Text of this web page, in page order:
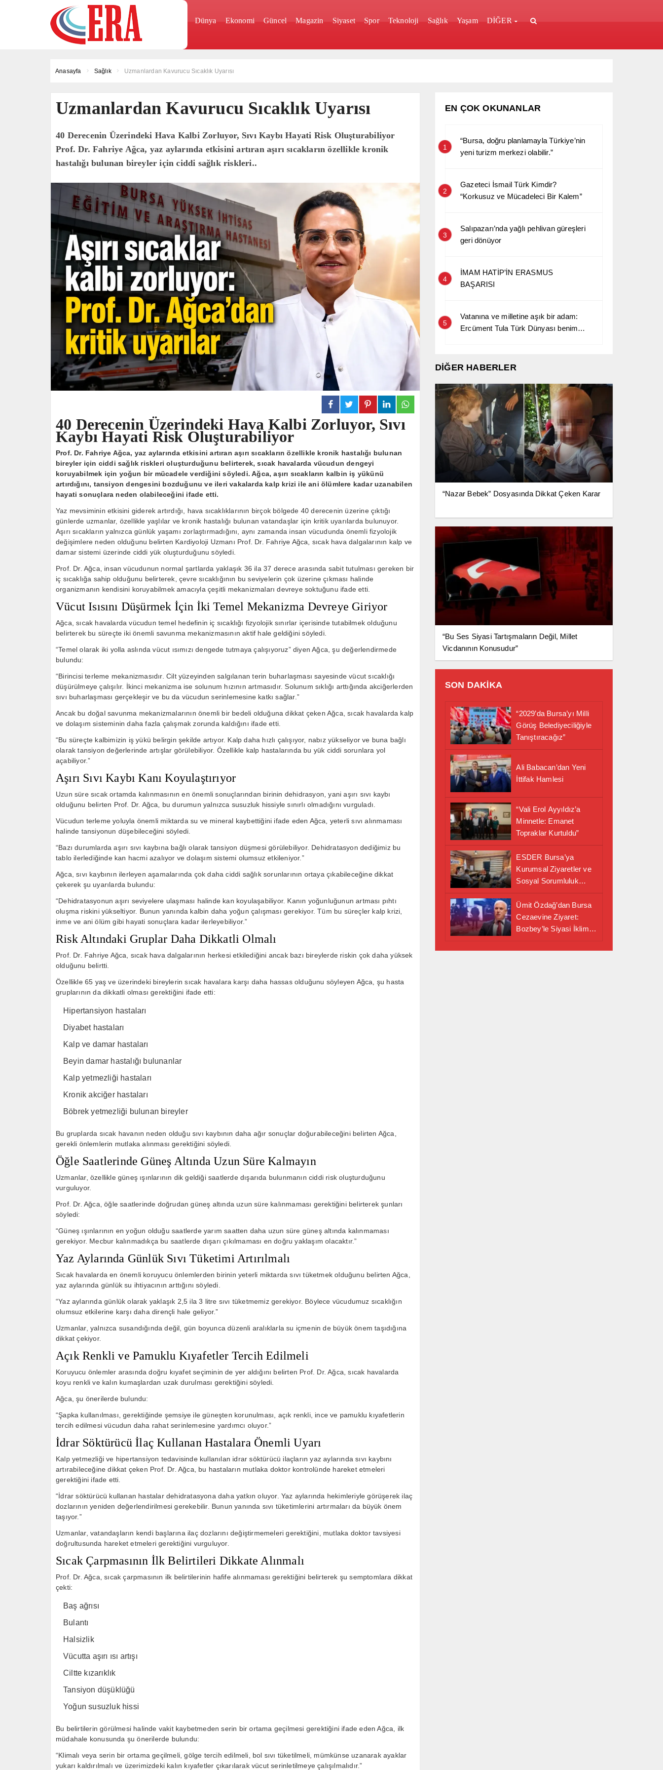
Dünya Ekonomi Güncel Magazin Siyaset Spor Teknoloji Sağlık Yaşam DİĞER
Anasayfa Sağlık Uzmanlardan Kavurucu Sıcaklık Uyarısı
Uzmanlardan Kavurucu Sıcaklık Uyarısı
40 Derecenin Üzerindeki Hava Kalbi Zorluyor, Sıvı Kaybı Hayati Risk Oluşturabiliyor
Prof. Dr. Fahriye Ağca, yaz aylarında etkisini artıran aşırı sıcakların özellikle kronik
hastalığı bulunan bireyler için ciddi sağlık riskleri..
40 Derecenin Üzerindeki Hava Kalbi Zorluyor, Sıvı
Kaybı Hayati Risk Oluşturabiliyor
Prof. Dr. Fahriye Ağca, yaz aylarında etkisini artıran aşırı sıcakların özellikle kronik hastalığı bulunan
bireyler için ciddi sağlık riskleri oluşturduğunu belirterek, sıcak havalarda vücudun dengeyi
koruyabilmek için yoğun bir mücadele verdiğini söyledi. Ağca, aşırı sıcakların kalbin iş yükünü
artırdığını, tansiyon dengesini bozduğunu ve ileri vakalarda kalp krizi ile ani ölümlere kadar uzanabilen
hayati sonuçlara neden olabileceğini ifade etti.
Yaz mevsiminin etkisini giderek artırdığı, hava sıcaklıklarının birçok bölgede 40 derecenin üzerine çıktığı
günlerde uzmanlar, özellikle yaşlılar ve kronik hastalığı bulunan vatandaşlar için kritik uyarılarda bulunuyor.
Aşırı sıcakların yalnızca günlük yaşamı zorlaştırmadığını, aynı zamanda insan vücudunda önemli fizyolojik
değişimlere neden olduğunu belirten Kardiyoloji Uzmanı Prof. Dr. Fahriye Ağca, sıcak hava dalgalarının kalp ve
damar sistemi üzerinde ciddi yük oluşturduğunu söyledi.
Prof. Dr. Ağca, insan vücudunun normal şartlarda yaklaşık 36 ila 37 derece arasında sabit tutulması gereken bir
iç sıcaklığa sahip olduğunu belirterek, çevre sıcaklığının bu seviyelerin çok üzerine çıkması halinde
organizmanın kendisini koruyabilmek amacıyla çeşitli mekanizmaları devreye soktuğunu ifade etti.
Vücut Isısını Düşürmek İçin İki Temel Mekanizma Devreye Giriyor
Ağca, sıcak havalarda vücudun temel hedefinin iç sıcaklığı fizyolojik sınırlar içerisinde tutabilmek olduğunu
belirterek bu süreçte iki önemli savunma mekanizmasının aktif hale geldiğini söyledi.
“Temel olarak iki yolla aslında vücut ısımızı dengede tutmaya çalışıyoruz” diyen Ağca, şu değerlendirmede
bulundu:
“Birincisi terleme mekanizmasıdır. Cilt yüzeyinden salgılanan terin buharlaşması sayesinde vücut sıcaklığı
düşürülmeye çalışılır. İkinci mekanizma ise solunum hızının artmasıdır. Solunum sıklığı arttığında akciğerlerden
sıvı buharlaşması gerçekleşir ve bu da vücudun serinlemesine katkı sağlar.”
Ancak bu doğal savunma mekanizmalarının önemli bir bedeli olduğuna dikkat çeken Ağca, sıcak havalarda kalp
ve dolaşım sisteminin daha fazla çalışmak zorunda kaldığını ifade etti.
“Bu süreçte kalbimizin iş yükü belirgin şekilde artıyor. Kalp daha hızlı çalışıyor, nabız yükseliyor ve buna bağlı
olarak tansiyon değerlerinde artışlar görülebiliyor. Özellikle kalp hastalarında bu yük ciddi sorunlara yol
açabiliyor.”
Aşırı Sıvı Kaybı Kanı Koyulaştırıyor
Uzun süre sıcak ortamda kalınmasının en önemli sonuçlarından birinin dehidrasyon, yani aşırı sıvı kaybı
olduğunu belirten Prof. Dr. Ağca, bu durumun yalnızca susuzluk hissiyle sınırlı olmadığını vurguladı.
Vücudun terleme yoluyla önemli miktarda su ve mineral kaybettiğini ifade eden Ağca, yeterli sıvı alınmaması
halinde tansiyonun düşebileceğini söyledi.
“Bazı durumlarda aşırı sıvı kaybına bağlı olarak tansiyon düşmesi görülebiliyor. Dehidratasyon dediğimiz bu
tablo ilerlediğinde kan hacmi azalıyor ve dolaşım sistemi olumsuz etkileniyor.”
Ağca, sıvı kaybının ilerleyen aşamalarında çok daha ciddi sağlık sorunlarının ortaya çıkabileceğine dikkat
çekerek şu uyarılarda bulundu:
“Dehidratasyonun aşırı seviyelere ulaşması halinde kan koyulaşabiliyor. Kanın yoğunluğunun artması pıhtı
oluşma riskini yükseltiyor. Bunun yanında kalbin daha yoğun çalışması gerekiyor. Tüm bu süreçler kalp krizi,
inme ve ani ölüm gibi hayati sonuçlara kadar ilerleyebiliyor.”
Risk Altındaki Gruplar Daha Dikkatli Olmalı
Prof. Dr. Fahriye Ağca, sıcak hava dalgalarının herkesi etkilediğini ancak bazı bireylerde riskin çok daha yüksek
olduğunu belirtti.
Özellikle 65 yaş ve üzerindeki bireylerin sıcak havalara karşı daha hassas olduğunu söyleyen Ağca, şu hasta
gruplarının da dikkatli olması gerektiğini ifade etti:
Hipertansiyon hastaları
Diyabet hastaları
Kalp ve damar hastaları
Beyin damar hastalığı bulunanlar
Kalp yetmezliği hastaları
Kronik akciğer hastaları
Böbrek yetmezliği bulunan bireyler
Bu gruplarda sıcak havanın neden olduğu sıvı kaybının daha ağır sonuçlar doğurabileceğini belirten Ağca,
gerekli önlemlerin mutlaka alınması gerektiğini söyledi.
Öğle Saatlerinde Güneş Altında Uzun Süre Kalmayın
Uzmanlar, özellikle güneş ışınlarının dik geldiği saatlerde dışarıda bulunmanın ciddi risk oluşturduğunu
vurguluyor.
Prof. Dr. Ağca, öğle saatlerinde doğrudan güneş altında uzun süre kalınmaması gerektiğini belirterek şunları
söyledi:
“Güneş ışınlarının en yoğun olduğu saatlerde yarım saatten daha uzun süre güneş altında kalınmaması
gerekiyor. Mecbur kalınmadıkça bu saatlerde dışarı çıkılmaması en doğru yaklaşım olacaktır.”
Yaz Aylarında Günlük Sıvı Tüketimi Artırılmalı
Sıcak havalarda en önemli koruyucu önlemlerden birinin yeterli miktarda sıvı tüketmek olduğunu belirten Ağca,
yaz aylarında günlük su ihtiyacının arttığını söyledi.
“Yaz aylarında günlük olarak yaklaşık 2,5 ila 3 litre sıvı tüketmemiz gerekiyor. Böylece vücudumuz sıcaklığın
olumsuz etkilerine karşı daha dirençli hale geliyor.”
Uzmanlar, yalnızca susandığında değil, gün boyunca düzenli aralıklarla su içmenin de büyük önem taşıdığına
dikkat çekiyor.
Açık Renkli ve Pamuklu Kıyafetler Tercih Edilmeli
Koruyucu önlemler arasında doğru kıyafet seçiminin de yer aldığını belirten Prof. Dr. Ağca, sıcak havalarda
koyu renkli ve kalın kumaşlardan uzak durulması gerektiğini söyledi.
Ağca, şu önerilerde bulundu:
“Şapka kullanılması, gerektiğinde şemsiye ile güneşten korunulması, açık renkli, ince ve pamuklu kıyafetlerin
tercih edilmesi vücudun daha rahat serinlemesine yardımcı oluyor.”
İdrar Söktürücü İlaç Kullanan Hastalara Önemli Uyarı
Kalp yetmezliği ve hipertansiyon tedavisinde kullanılan idrar söktürücü ilaçların yaz aylarında sıvı kaybını
artırabileceğine dikkat çeken Prof. Dr. Ağca, bu hastaların mutlaka doktor kontrolünde hareket etmeleri
gerektiğini ifade etti.
“İdrar söktürücü kullanan hastalar dehidratasyona daha yatkın oluyor. Yaz aylarında hekimleriyle görüşerek ilaç
dozlarının yeniden değerlendirilmesi gerekebilir. Bunun yanında sıvı tüketimlerini artırmaları da büyük önem
taşıyor.”
Uzmanlar, vatandaşların kendi başlarına ilaç dozlarını değiştirmemeleri gerektiğini, mutlaka doktor tavsiyesi
doğrultusunda hareket etmeleri gerektiğini vurguluyor.
Sıcak Çarpmasının İlk Belirtileri Dikkate Alınmalı
Prof. Dr. Ağca, sıcak çarpmasının ilk belirtilerinin hafife alınmaması gerektiğini belirterek şu semptomlara dikkat
çekti:
Baş ağrısı
Bulantı
Halsizlik
Vücutta aşırı ısı artışı
Ciltte kızarıklık
Tansiyon düşüklüğü
Yoğun susuzluk hissi
Bu belirtilerin görülmesi halinde vakit kaybetmeden serin bir ortama geçilmesi gerektiğini ifade eden Ağca, ilk
müdahale konusunda şu önerilerde bulundu:
“Klimalı veya serin bir ortama geçilmeli, gölge tercih edilmeli, bol sıvı tüketilmeli, mümkünse uzanarak ayaklar
yukarı kaldırılmalı ve üzerimizdeki kalın kıyafetler çıkarılarak vücut serinletilmeye çalışılmalıdır.”
EN ÇOK OKUNANLAR
1
“Bursa, doğru planlamayla Türkiye’nin
yeni turizm merkezi olabilir.”
2
Gazeteci İsmail Türk Kimdir?
“Korkusuz ve Mücadeleci Bir Kalem”
3
Salıpazarı’nda yağlı pehlivan güreşleri
geri dönüyor
4
İMAM HATİP’İN ERASMUS
BAŞARISI
5
Vatanına ve milletine aşık bir adam:
Ercüment Tula Türk Dünyası benim
DİĞER HABERLER
“Nazar Bebek” Dosyasında Dikkat Çeken Karar
“Bu Ses Siyasi Tartışmaların Değil, Millet
Vicdanının Konusudur”
SON DAKİKA
“2029’da Bursa’yı Milli
Görüş Belediyeciliğiyle
Tanıştıracağız”
Ali Babacan’dan Yeni
İttifak Hamlesi
“Vali Erol Ayyıldız’a
Minnetle: Emanet
Topraklar Kurtuldu”
ESDER Bursa’ya
Kurumsal Ziyaretler ve
Sosyal Sorumluluk
Alanında Önemli İş
Birliği Adımı
Ümit Özdağ’dan Bursa
Cezaevine Ziyaret:
Bozbey’le Siyasi İklim